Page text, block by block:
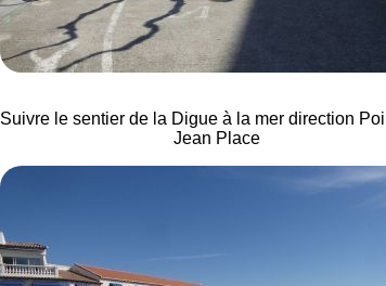
Suivre le sentier de la Digue à la mer direction
Jean Place